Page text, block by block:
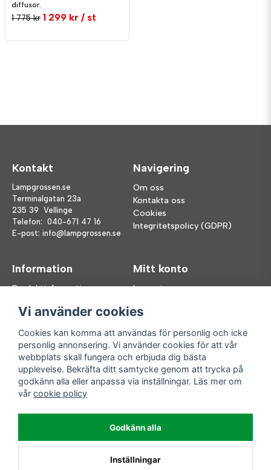
diffusor.
1 775 kr 1 299 kr / st
Kontakt
Lampgrossen.se
Terminalgatan 23a
235 39 Vellinge
Telefon: 040-671 47 16
E-post: info@lampgrossen.se
Navigering
Om oss
Kontakta oss
Cookies
Integritetspolicy (GDPR)
Information
Produktinformation
FAQ
Mitt konto
Logga in
Glömt lösenord?
Följ oss
Facebook
Instagram
Handla enkelt
Enkla leveranser
Vi använder cookies
Cookies kan komma att användas för personlig och icke
personlig annonsering. Vi använder cookies för att vår
webbplats skall fungera och erbjuda dig bästa
upplevelse. Bekräfta ditt samtycke genom att trycka på
godkänn alla eller anpassa via inställningar. Läs mer om
vår cookie policy
Godkänn alla
Inställningar